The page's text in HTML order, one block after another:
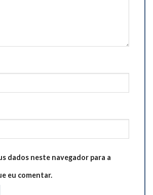
dados neste navegador para a
eu comentar.